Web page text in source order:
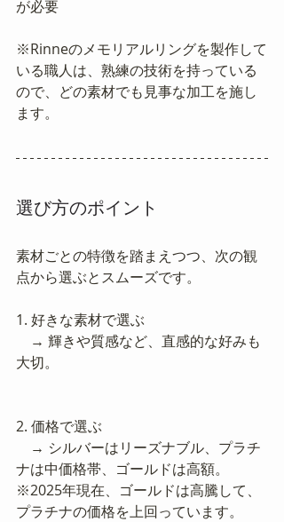
が必要
※Rinneのメモリアルリングを製作して
いる職人は、熟練の技術を持っている
ので、どの素材でも見事な加工を施し
ます。
選び方のポイント
素材ごとの特徴を踏まえつつ、次の観
点から選ぶとスムーズです。
1. 好きな素材で選ぶ
→ 輝きや質感など、直感的な好みも
大切。
2. 価格で選ぶ
→ シルバーはリーズナブル、プラチ
ナは中価格帯、ゴールドは高額。
※2025年現在、ゴールドは高騰して、
プラチナの価格を上回っています。